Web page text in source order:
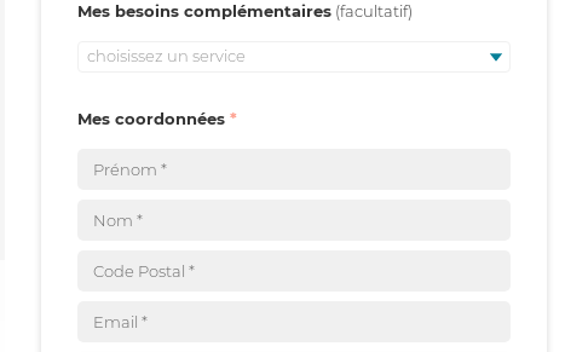
Mes besoins complémentaires
choisissez un service
Mes coordonnées